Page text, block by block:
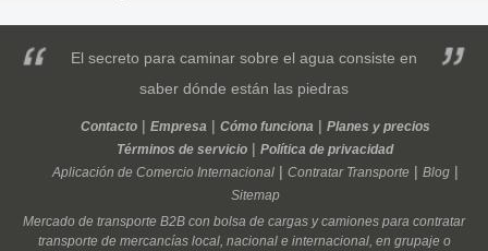
TRAILER (indiferente)
1
TRAILER (indiferente)
4500 kg 4500 kg
1
al mes
ESP País
Vasco
TRAILER (indiferente) 1
El secreto para caminar sobre el agua consiste en
saber dónde están las piedras
Contacto Empresa Cómo funciona
Planes y precios
Términos de servicio
Política de privacidad
Aplicación de Comercio Internacional
Contratar Transporte
Blog
Sitemap
Mercado de transporte B2B con bolsa de cargas ycamiones para contratar
transportede mercancías local, nacionale internacional, en grupajeo